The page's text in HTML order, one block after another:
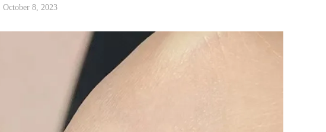
October 8, 2023